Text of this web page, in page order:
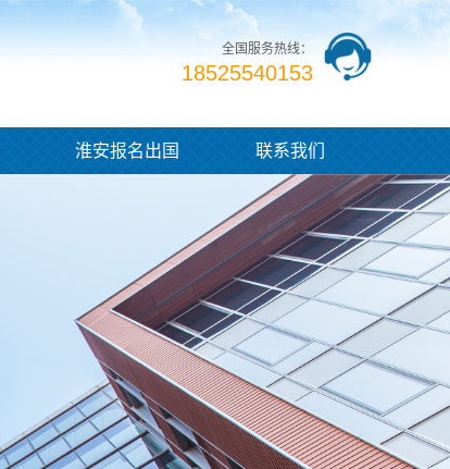
全国服务热线：
18525540153
淮安报名出国 联系我们